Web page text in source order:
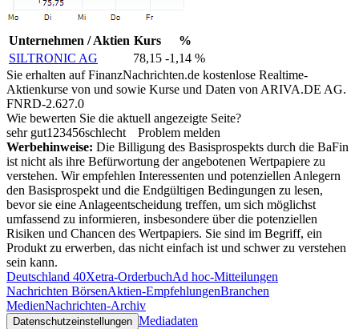
Unternehmen / Aktien Kurs
%
SILTRONIC AG
78,15 -1,14 %
Sie erhalten auf FinanzNachrichten.de kostenlose Realtime-
Aktienkurse von und sowie Kurse und Daten von ARIVA.DE AG.
FNRD-2.627.0
Wie bewerten Sie die aktuell angezeigte Seite?
sehr gut1 23456schlecht
Problem melden
Werbehinweise: Die Billigung des Basisprospekts durch die BaFin
ist nicht als ihre Befürwortung der angebotenen Wertpapiere zu
verstehen. Wir empfehlen Interessenten und potenziellen Anlegern
den Basisprospekt und die Endgültigen Bedingungen zu lesen,
bevor sie eine Anlageentscheidung treffen, um sich möglichst
umfassend zu informieren, insbesondere über die potenziellen
Risiken und Chancen des Wertpapiers. Sie sind im Begriff, ein
Produkt zu erwerben, das nicht einfach ist und schwer zu verstehen
sein kann.
Deutschland 40Xetra-OrderbuchAd hoc-Mitteilungen
Nachrichten BörsenAktien-EmpfehlungenBranchen
MedienNachrichten-Archiv
Datenschutzeinstellungen Mediadaten